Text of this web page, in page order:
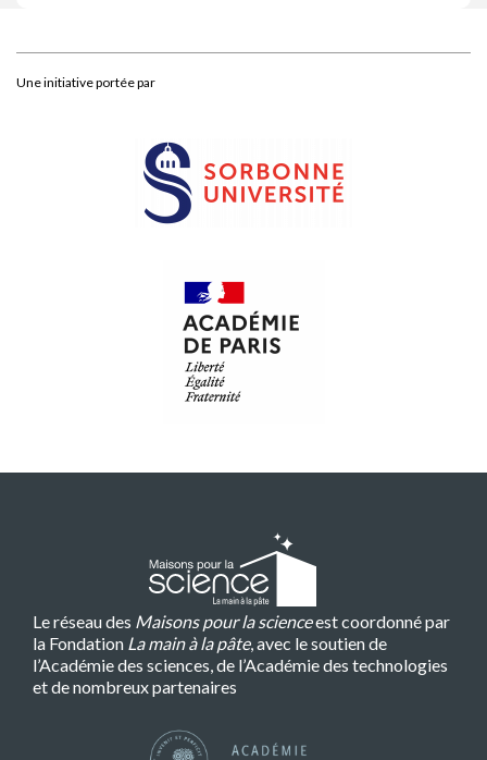
Une initiative portée par
Le réseau des Maisons pour la scienceest coordonné par
la Fondation La main à la pâte, avec le soutien de
l’Académie des sciences, de l’Académie des technologies
et de nombreux partenaires